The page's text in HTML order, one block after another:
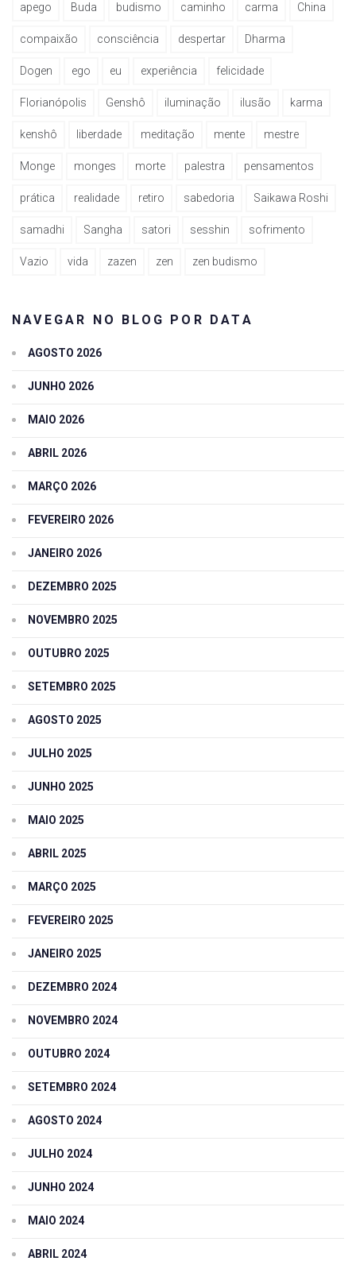
apego Buda budismo caminho carma China
compaixão consciência despertar Dharma
Dogen ego eu experiência felicidade
Florianópolis Genshô iluminação ilusão karma
kenshô liberdade meditação mente mestre
Monge monges morte palestra pensamentos
prática realidade retiro sabedoria Saikawa Roshi
samadhi Sangha satori sesshin sofrimento
Vazio vida zazen zen zen budismo
NAVEGAR NO BLOG POR DATA
AGOSTO 2026
JUNHO 2026
MAIO 2026
ABRIL 2026
MARÇO 2026
FEVEREIRO 2026
JANEIRO 2026
DEZEMBRO 2025
NOVEMBRO 2025
OUTUBRO 2025
SETEMBRO 2025
AGOSTO 2025
JULHO 2025
JUNHO 2025
MAIO 2025
ABRIL 2025
MARÇO 2025
FEVEREIRO 2025
JANEIRO 2025
DEZEMBRO 2024
NOVEMBRO 2024
OUTUBRO 2024
SETEMBRO 2024
AGOSTO 2024
JULHO 2024
JUNHO 2024
MAIO 2024
ABRIL 2024